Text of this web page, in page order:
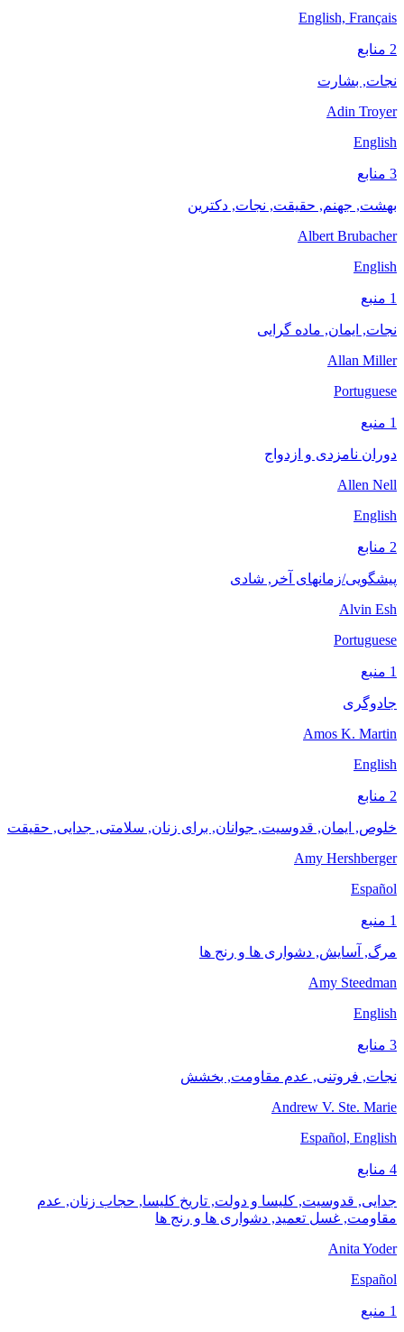
English, Français
2 منابع
نجات, بشارت
Adin Troyer
English
3 منابع
بهشت, جهنم, حقیقت, نجات, دکترین
Albert Brubacher
English
1 منبع
نجات, ایمان, ماده گرایی
Allan Miller
Portuguese
1 منبع
دوران نامزدی و ازدواج
Allen Nell
English
2 منابع
پیشگویی/زمانهای آخر, شادی
Alvin Esh
Portuguese
1 منبع
جادوگری
Amos K. Martin
English
2 منابع
خلوص, ایمان, قدوسیت, جوانان, برای زنان, سلامتی, جدایی, حقیقت
Amy Hershberger
Español
1 منبع
مرگ, آسایش, دشواری ها و رنج ها
Amy Steedman
English
3 منابع
نجات, فروتنی, عدم مقاومت, بخشش
Andrew V. Ste. Marie
Español, English
4 منابع
جدایی, قدوسیت, کلیسا و دولت, تاریخ کلیسا, حجاب زنان, عدم
مقاومت, غسل تعمید, دشواری ها و رنج ها
Anita Yoder
Español
1 منبع